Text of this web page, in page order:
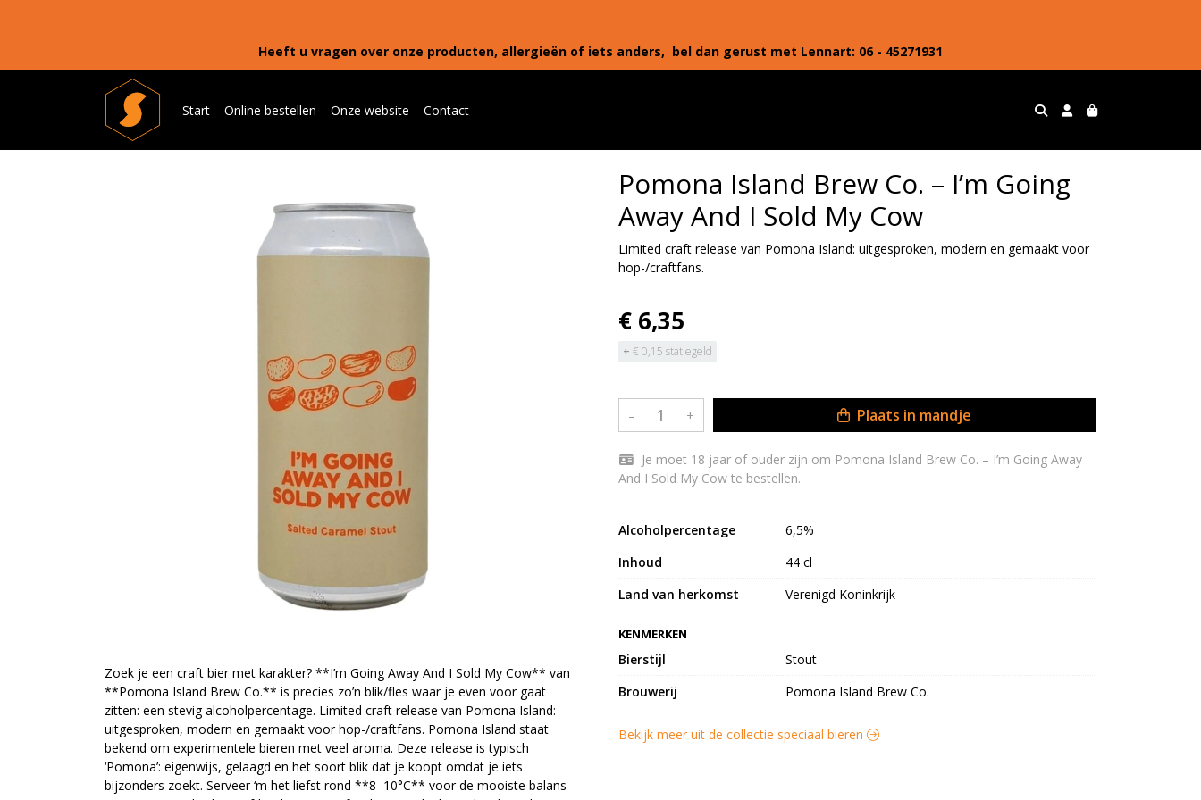
Heeft u vragen over onze producten, allergieën of iets anders, bel dan gerust met Lennart: 06 - 45271931
Start Online bestellen Onze website Contact
Zoek je een craft bier met karakter? **I’m Going Away And I Sold My Cow** van
**Pomona Island Brew Co.** is precies zo’n blik/fles waar je even voor gaat
zitten: een stevig alcoholpercentage. Limited craft release van Pomona Island:
uitgesproken, modern en gemaakt voor hop-/craftfans. Pomona Island staat
bekend om experimentele bieren met veel aroma. Deze release is typisch
‘Pomona’: eigenwijs, gelaagd en het soort blik dat je koopt omdat je iets
bijzonders zoekt. Serveer ‘m het liefst rond **8–10°C** voor de mooiste balans
Pomona Island Brew Co. – I’m Going
Away And I Sold My Cow
Limited craft release van Pomona Island: uitgesproken, modern en gemaakt voor
hop-/craftfans.
€ 6,35
+ € 0,15 statiegeld
– + Plaats in mandje
And I Sold My Cow te bestellen.
Alcoholpercentage
6,5%
Inhoud
44 cl
Land van herkomst
Verenigd Koninkrijk
KENMERKEN
Bierstijl
Stout
Brouwerij
Pomona Island Brew Co.
Bekijk meer uit de collectie speciaal bieren